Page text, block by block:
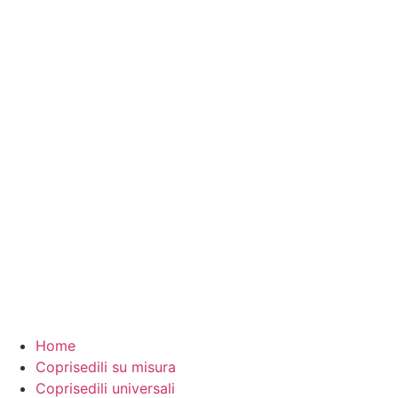
Home
Coprisedili su misura
Coprisedili universali